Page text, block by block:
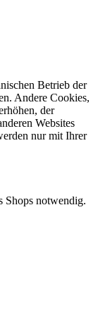
Betrieb der
Andere Cookies,
der
Websites
nur mit Ihrer
Shops notwendig.